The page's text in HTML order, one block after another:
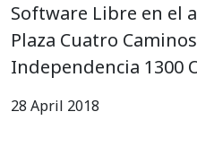
Software Libre en el
Plaza Cuatro
Independencia 1300
28 April 2018